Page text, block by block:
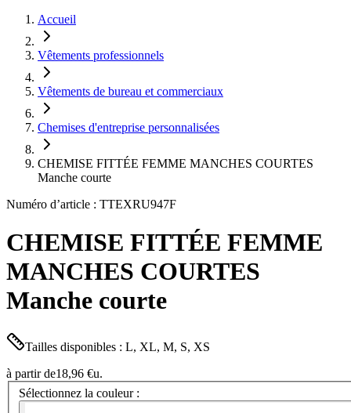
Accueil
Vêtements professionnels
Vêtements de bureau et commerciaux
Chemises d'entreprise personnalisées
CHEMISE FITTÉE FEMME MANCHES COURTES
Manche courte
Numéro d’article : TTEXRU947F
CHEMISE FITTÉE FEMME
MANCHES COURTES
Manche courte
Tailles disponibles : L, XL, M, S, XS
à partir de18,96 €u.
Sélectionnez la couleur :